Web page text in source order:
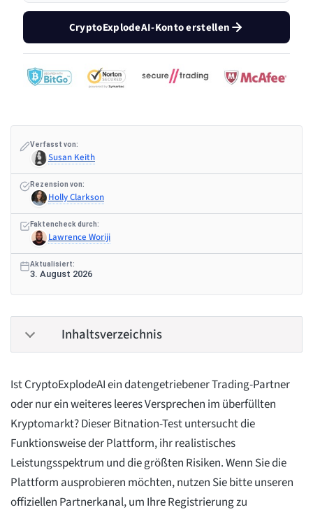
CryptoExplodeAI-Konto erstellen
Verfasst von:
Susan Keith
Rezension von:
Holly Clarkson
Faktencheck durch:
Lawrence Woriji
Aktualisiert:
3. August 2026
Inhaltsverzeichnis
Ist CryptoExplodeAI ein datengetriebener Trading-Partner
oder nur ein weiteres leeres Versprechen im überfüllten
Kryptomarkt? Dieser Bitnation-Test untersucht die
Funktionsweise der Plattform, ihr realistisches
Leistungsspektrum und die größten Risiken. Wenn Sie die
Plattform ausprobieren möchten, nutzen Sie bitte unseren
offiziellen Partnerkanal, um Ihre Registrierung zu